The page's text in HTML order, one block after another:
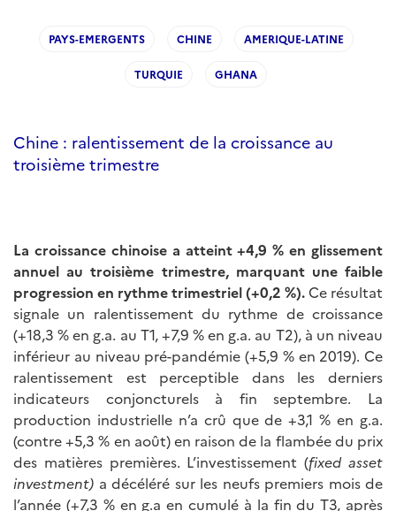
PAYS-EMERGENTS CHINE AMERIQUE-LATINE
TURQUIE GHANA
Chine : ralentissement de la croissance au
troisième trimestre
La croissance chinoise a atteint +4,9 % en glissement
annuel au troisième trimestre, marquant une faible
progression en rythme trimestriel (+0,2 %). Ce résultat
signale un ralentissement du rythme de croissance
(+18,3 % en g.a. au T1, +7,9 % en g.a. au T2), à un niveau
inférieur au niveau pré-pandémie (+5,9 % en 2019). Ce
ralentissement est perceptible dans les derniers
indicateurs conjoncturels à fin septembre. La
production industrielle n’a crû que de +3,1 % en g.a.
(contre +5,3 % en août) en raison de la flambée du prix
des matières premières. L’investissement (fixed asset
investment) a décéléré sur les neufs premiers mois de
l’année (+7,3 % en g.a en cumulé à la fin du T3, après